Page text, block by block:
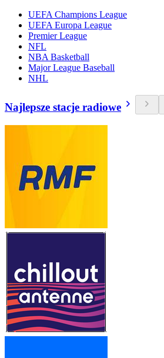
UEFA Champions League
UEFA Europa League
Premier League
NFL
NBA Basketball
Major League Baseball
NHL
Najlepsze stacje radiowe